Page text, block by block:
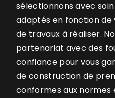
sélectionnons avec
adaptés en fonction de
de travaux à réaliser.
partenariat avec des
confiance pour vous
de construction de
conformes aux normes